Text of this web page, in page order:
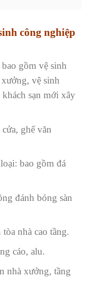
công nghiệp
gồm vệ sinh
vệ sinh
sạn mới xây
ghế văn
bao gồm đá
đánh bóng sàn
nhà cao tầng.
cáo, alu.
nhà xưởng, tầng